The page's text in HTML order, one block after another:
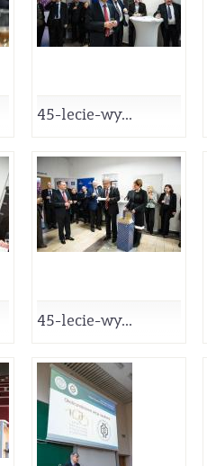
45-lecie-wy...
45-lecie-wy...